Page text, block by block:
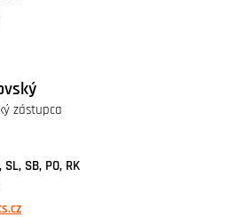
zástupca
SL, SB, PO, RK